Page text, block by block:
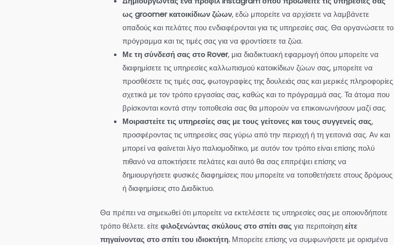
ως groomer κατοικίδιων ζώων, εδώ μπορείτε να αρχίσετε να λαμβάνετε
οπαδούς και πελάτες που ενδιαφέρονται για τις υπηρεσίες σας. Θα οργανώσετε το
πρόγραμμα και τις τιμές σας για να φροντίσετε τα ζώα.
Με τη σύνδεσή σας στο Rover, μια διαδικτυακή εφαρμογή όπου μπορείτε να
διαφημίσετε τις υπηρεσίες καλλωπισμού κατοικίδιων ζώων σας, μπορείτε να
προσθέσετε τις τιμές σας, φωτογραφίες της δουλειάς σας και μερικές πληροφορίες
σχετικά με τον τρόπο εργασίας σας, καθώς και το πρόγραμμά σας. Τα άτομα που
βρίσκονται κοντά στην τοποθεσία σας θα μπορούν να επικοινωνήσουν μαζί σας.
Μοιραστείτε τις υπηρεσίες σας με τους γείτονες και τους συγγενείς σας,
προσφέροντας τις υπηρεσίες σας γύρω από την περιοχή ή τη γειτονιά σας. Αν και
μπορεί να φαίνεται λίγο παλιομοδίτικο, με αυτόν τον τρόπο είναι επίσης πολύ
πιθανό να αποκτήσετε πελάτες και αυτό θα σας επιτρέψει επίσης να
δημιουργήσετε φυσικές διαφημίσεις που μπορείτε να τοποθετήσετε στους δρόμους
ή διαφημίσεις στο Διαδίκτυο.
Θα πρέπει να σημειωθεί ότι μπορείτε να εκτελέσετε τις υπηρεσίες σας με οποιονδήποτε
τρόπο θέλετε. είτεφιλοξενώντας σκύλους στο σπίτι σας για περιποίησηείτε
πηγαίνοντας στο σπίτι του ιδιοκτήτη. Μπορείτε επίσης να συμφωνήσετε με ορισμένα